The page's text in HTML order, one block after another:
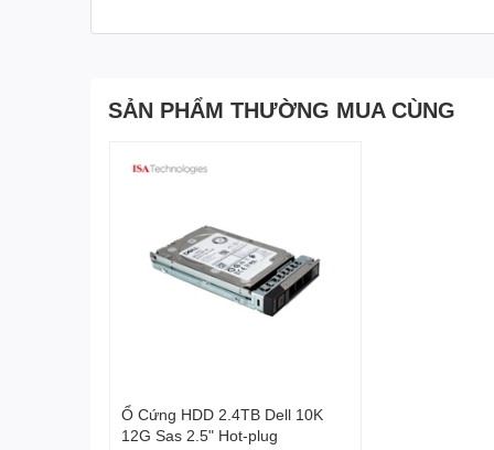
Productive at every level (Năng suất ở mọi cấp độ):
sẵn và khả năng cá nhân hóa tối đa năm cửa sổ, giúp
Seamless transitions (Chuyển đổi liền mạch): Tính
có thể làm việc nhanh hơn.
More ways to manage (Nhiều cách quản lý hơn):
SẢN PHẨM THƯỜNG MUA CÙNG
Ổ Cứng HDD 2.4TB Dell 10K
12G Sas 2.5" Hot-plug